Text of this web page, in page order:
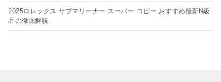
2025ロレックス サブマリーナー スーパー コピー おすすめ最新N級
品の徹底解説